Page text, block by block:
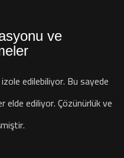
ve
edilebiliyor. Bu sayede
elde ediliyor. Çözünürlük ve